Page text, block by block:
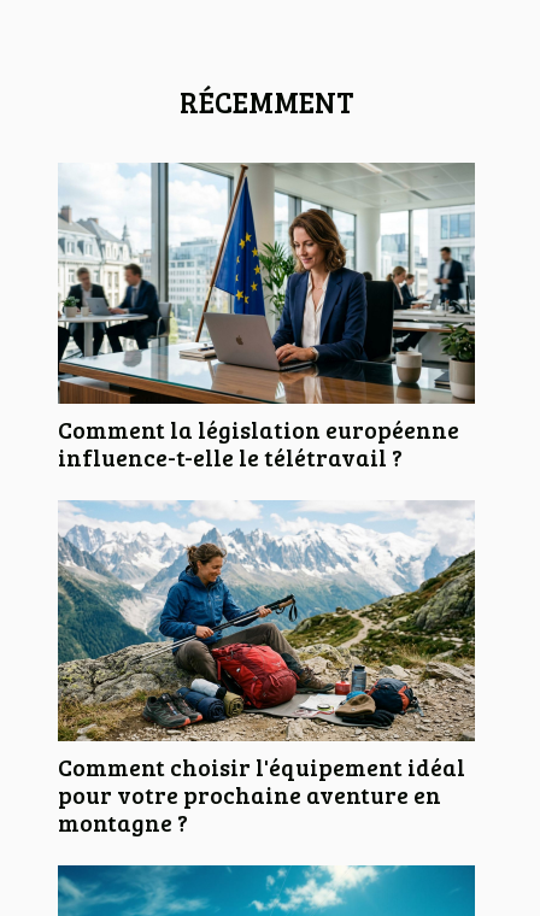
RÉCEMMENT
Comment la législation européenne
influence-t-elle le télétravail ?
Comment choisir l'équipement idéal
pour votre prochaine aventure en
montagne ?